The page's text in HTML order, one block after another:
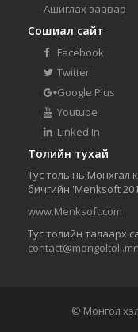
Ашиглах заавар
Сошиал сайт
Facebook
Twitter
Google Plus
Youtube
Linked In
Толийн тухай
Тус толь нь
бичгийн 'Menksoft
www.Menksoft.com
Тус толийн талаарх
contact@mongoltoli.mn
© Монгол